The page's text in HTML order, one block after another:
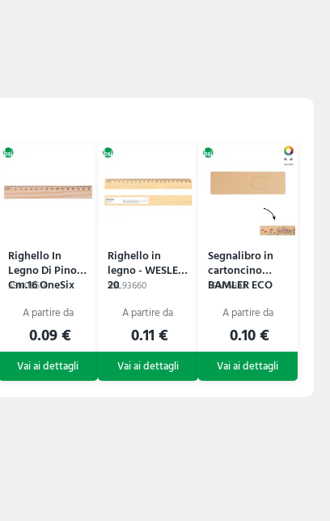
Righello In
Legno Di Pino
Cm.16 OneSix
59N08514
0.09 €
Righello in
legno - WESLEY
20
59L93660
0.11 €
Segnalibro in
cartoncino
BAMLER ECO
59N16843
0.10 €